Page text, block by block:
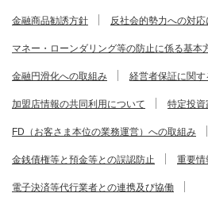
金融商品勧誘方針 反社会的勢力への対
マネー・ローンダリング等の防止に係る基本
金融円滑化への取組み 経営者保証に関
加盟店情報の共同利用について 特定投資
FD（お客さま本位の業務運営）への取組み
金銭債権等と預金等との誤認防止 重要情
電子決済等代行業者との連携及び協働